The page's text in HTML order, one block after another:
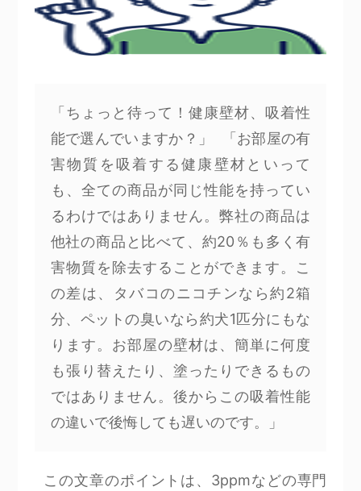
「ちょっと待って！健康壁材、吸着性
能で選んでいますか？」 「お部屋の有
害物質を吸着する健康壁材といって
も、全ての商品が同じ性能を持ってい
るわけではありません。弊社の商品は
他社の商品と比べて、約20％も多く有
害物質を除去することができます。こ
の差は、タバコのニコチンなら約2箱
分、ペットの臭いなら約犬1匹分にもな
ります。お部屋の壁材は、簡単に何度
も張り替えたり、塗ったりできるもの
ではありません。後からこの吸着性能
の違いで後悔しても遅いのです。」
この文章のポイントは、3ppmなどの専門